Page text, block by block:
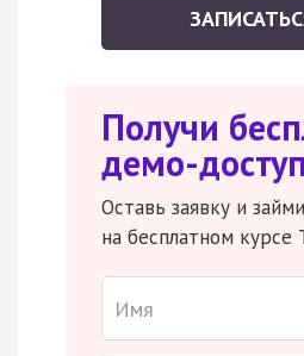
Получи
демо-доступ
Оставь заявку и
на бесплатном курсе